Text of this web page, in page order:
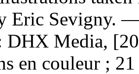
Eric Sevigny.
DHX Media,
en couleur ;